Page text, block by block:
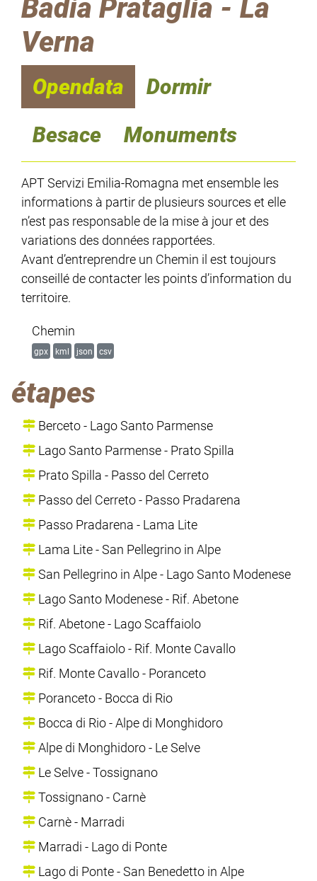
Badia Prataglia - La
Verna
Opendata
Dormir
Besace
Monuments
APT Servizi Emilia-Romagna met ensemble les
informations à partir de plusieurs sources et elle
n’est pas responsable de la mise à jour et des
variations des données rapportées.
Avant d’entreprendre un Chemin il est toujours
conseillé de contacter les points d’information du
territoire.
Chemin
gpx kml json csv
étapes
Berceto - Lago Santo Parmense
Lago Santo Parmense - Prato Spilla
Prato Spilla - Passo del Cerreto
Passo del Cerreto - Passo Pradarena
Passo Pradarena - Lama Lite
Lama Lite - San Pellegrino in Alpe
San Pellegrino in Alpe - Lago Santo Modenese
Lago Santo Modenese - Rif. Abetone
Rif. Abetone - Lago Scaffaiolo
Lago Scaffaiolo - Rif. Monte Cavallo
Rif. Monte Cavallo - Poranceto
Poranceto - Bocca di Rio
Bocca di Rio - Alpe di Monghidoro
Alpe di Monghidoro - Le Selve
Le Selve - Tossignano
Tossignano - Carnè
Carnè - Marradi
Marradi - Lago di Ponte
Lago di Ponte - San Benedetto in Alpe